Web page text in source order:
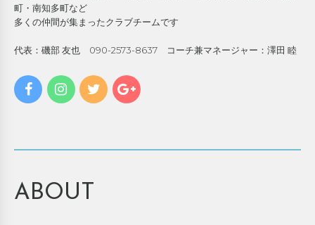
町・南知多町など
多くの仲間が集まったクラブチームです
代表：磯部 友也 090-2573-8637 コーチ兼マネージャー：澤田 睦
ABOUT